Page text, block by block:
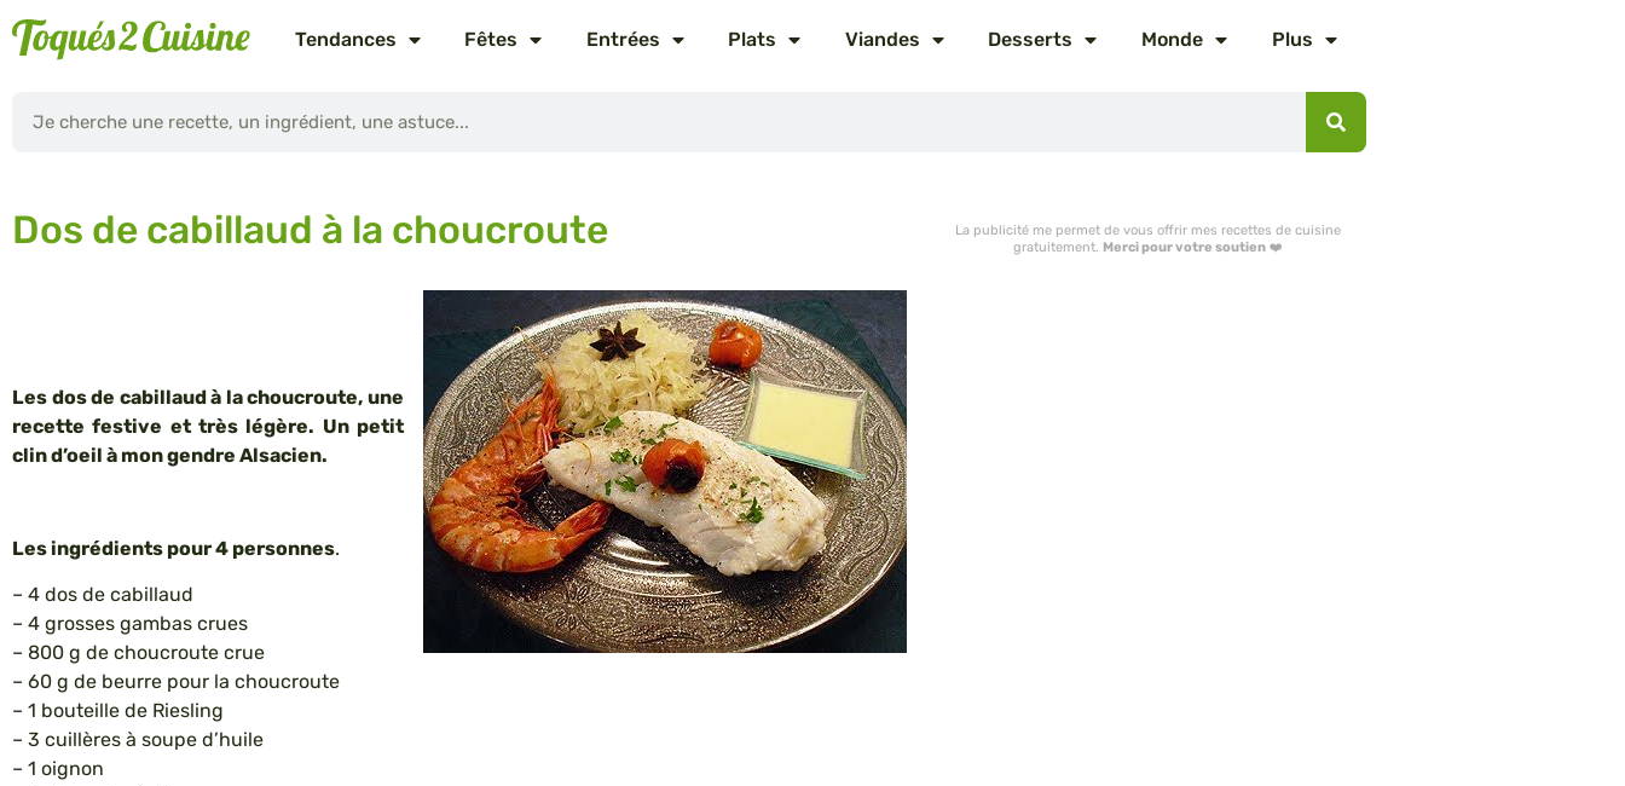
Tendances Fêtes Entrées Plats Viandes Desserts Monde Plus
Dos de cabillaud à la choucroute
Les dos de cabillaud à la choucroute, une
recette festive et très légère. Un petit
clin d’oeil à mon gendre Alsacien.
Les ingrédients pour 4 personnes.
– 4 dos de cabillaud
– 4 grosses gambas crues
– 800 g de choucroute crue
– 60 g de beurre pour la choucroute
– 1 bouteille de Riesling
– 3 cuillères à soupe d’huile
– 1 oignon
La publicité me permet de vous offrir mes recettes de cuisine
gratuitement. Merci pour votre soutien ❤️